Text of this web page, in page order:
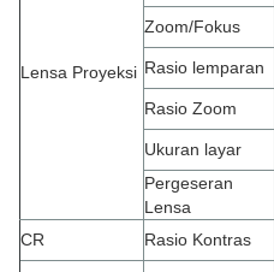
Lensa Proyeksi
Zoom/Fokus
Rasio lemparan
Rasio Zoom
Ukuran layar
Pergeseran
Lensa
CR Rasio Kontras